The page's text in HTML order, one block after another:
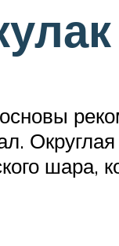
шара,